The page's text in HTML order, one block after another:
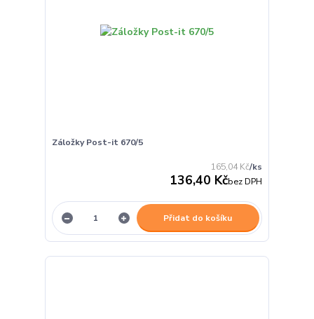
Záložky Post-it 670/5
165,04 Kč/ks
136,40 Kčbez DPH
Přidat do košíku